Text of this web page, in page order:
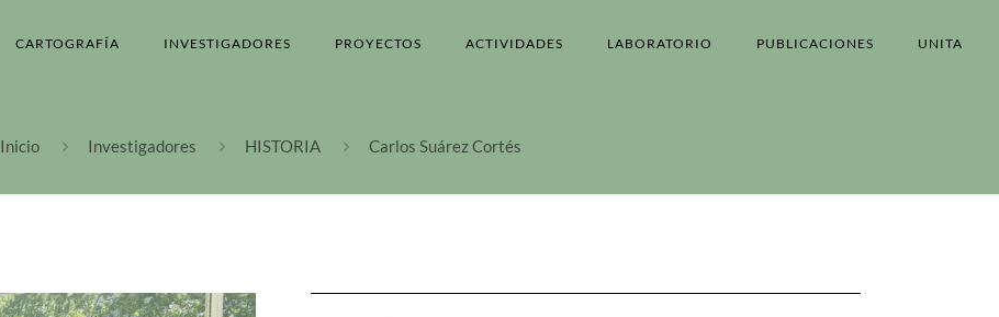
CARTOGRAFÍA INVESTIGADORES PROYECTOS ACTIVIDADES LABORATORIO PUBLICACIONES UNITA
Inicio Investigadores HISTORIA Carlos Suárez Cortés